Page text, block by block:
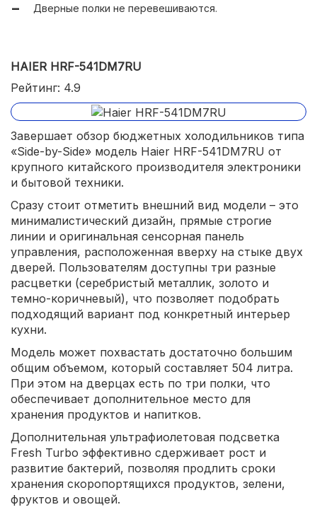
Дверные полки не перевешиваются.
HAIER HRF-541DM7RU
Рейтинг: 4.9
Завершает обзор бюджетных холодильников типа
«Side-by-Side» модель Haier HRF-541DM7RU от
крупного китайского производителя электроники
и бытовой техники.
Сразу стоит отметить внешний вид модели – это
минималистический дизайн, прямые строгие
линии и оригинальная сенсорная панель
управления, расположенная вверху на стыке двух
дверей. Пользователям доступны три разные
расцветки (серебристый металлик, золото и
темно-коричневый), что позволяет подобрать
подходящий вариант под конкретный интерьер
кухни.
Модель может похвастать достаточно большим
общим объемом, который составляет 504 литра.
При этом на дверцах есть по три полки, что
обеспечивает дополнительное место для
хранения продуктов и напитков.
Дополнительная ультрафиолетовая подсветка
Fresh Turbo эффективно сдерживает рост и
развитие бактерий, позволяя продлить сроки
хранения скоропортящихся продуктов, зелени,
фруктов и овощей.